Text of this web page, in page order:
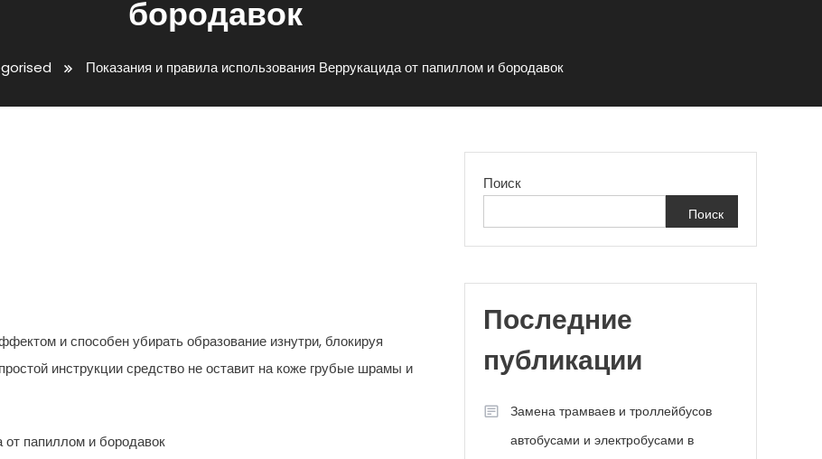
бородавок
Показания и правила использования Веррукацида от папиллом и бородавок
и способен убирать образование изнутри, блокируя
инструкции средство не оставит на коже грубые шрамы и
Поиск
Поиск
Последние
публикации
Замена трамваев и троллейбусов
автобусами и электробусами в